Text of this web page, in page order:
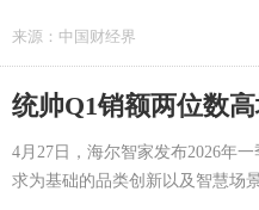
来源： 中国财经界
统帅Q1销额两位数
4月27日，海尔智家发布2026年
求为基础的品类创新以及智慧场